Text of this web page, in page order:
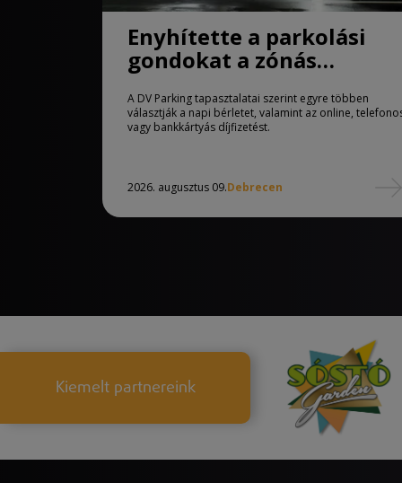
Enyhítette a parkolási
gondokat a zónás
rendszer Debrecenben
A DV Parking tapasztalatai szerint egyre többen
választják a napi bérletet, valamint az online,
vagy bankkártyás díjfizetést.
2026. augusztus 09.Debrecen
Kiemelt partnereink